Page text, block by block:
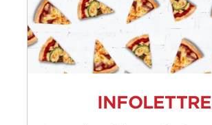
INFOLETTRE